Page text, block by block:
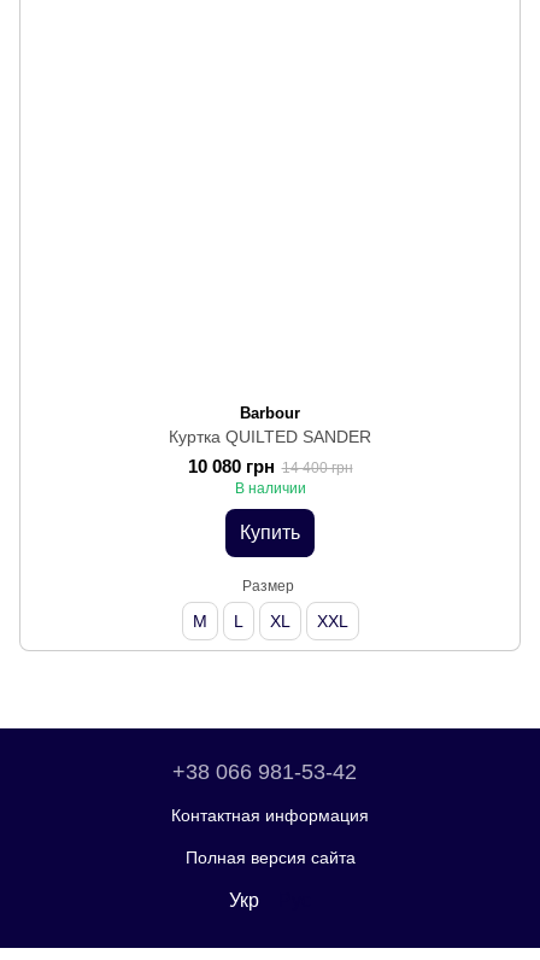
Barbour
Куртка QUILTED SANDER
10 080 грн 14 400 грн
В наличии
Купить
Размер
M L XL XXL
+38 066 981-53-42
Контактная информация
Полная версия сайта
Укр